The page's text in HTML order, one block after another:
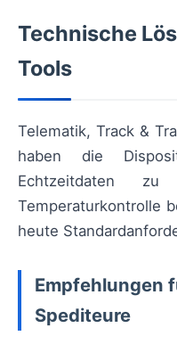
Technische
Tools
Telematik, Track &
haben die
Echtzeitdaten
Temperaturkontrolle
heute
Empfehlungen
Spediteure